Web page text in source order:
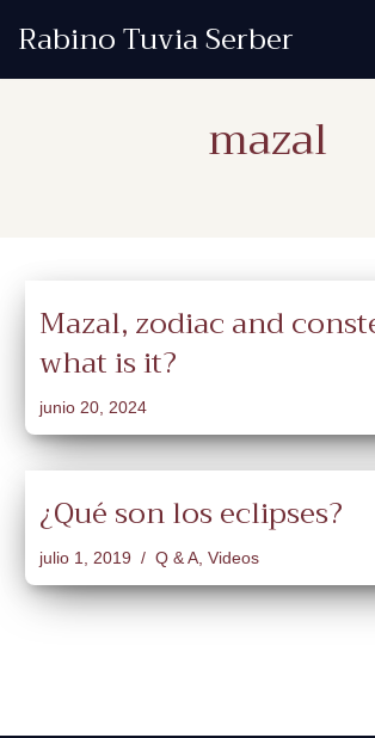
Rabino Tuvia Serber
mazal
Mazal, zodiac and
what is it?
junio 20, 2024
¿Qué son los eclipses?
julio 1, 2019 Q & A, Videos